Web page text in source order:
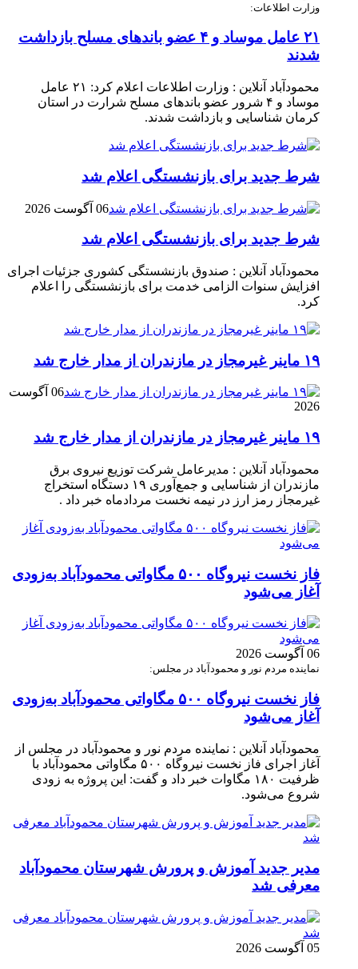
وزارت اطلاعات:
۲۱ عامل موساد و ۴ عضو باند‌های مسلح بازداشت
شدند
محمودآباد آنلاین : وزارت اطلاعات اعلام کرد: ۲۱ عامل
موساد و ۴ شرور عضو باند‌های مسلح شرارت در استان
کرمان شناسایی و بازداشت شدند.
شرط جدید برای بازنشستگی اعلام شد
06 آگوست 2026
شرط جدید برای بازنشستگی اعلام شد
محمودآباد آنلاین : صندوق بازنشستگی کشوری جزئیات اجرای
افزایش سنوات الزامی خدمت برای بازنشستگی را اعلام
کرد.
۱۹ ماینر غیرمجاز در مازندران از مدار خارج شد
06 آگوست
2026
۱۹ ماینر غیرمجاز در مازندران از مدار خارج شد
محمودآباد آنلاین : مدیرعامل شرکت توزیع نیروی برق
مازندران از شناسایی و جمع‌آوری ۱۹ دستگاه استخراج
غیرمجاز رمز ارز در نیمه نخست مردادماه خبر داد .
فاز نخست نیروگاه ۵۰۰ مگاواتی محمودآباد به‌زودی
آغاز می‌شود
06 آگوست 2026
نماینده مردم نور و محمودآباد در مجلس:
فاز نخست نیروگاه ۵۰۰ مگاواتی محمودآباد به‌زودی
آغاز می‌شود
محمودآباد آنلاین : نماینده مردم نور و محمودآباد در مجلس از
آغاز اجرای فاز نخست نیروگاه ۵۰۰ مگاواتی محمودآباد با
ظرفیت ۱۸۰ مگاوات خبر داد و گفت: این پروژه به زودی
شروع می‌شود.
مدیر جدید آموزش و پرورش شهرستان محمودآباد
معرفی شد
05 آگوست 2026